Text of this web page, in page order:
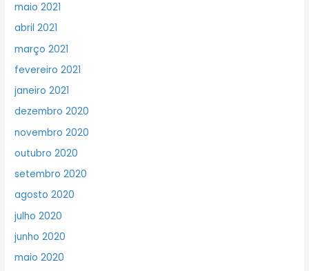
maio 2021
abril 2021
março 2021
fevereiro 2021
janeiro 2021
dezembro 2020
novembro 2020
outubro 2020
setembro 2020
agosto 2020
julho 2020
junho 2020
maio 2020